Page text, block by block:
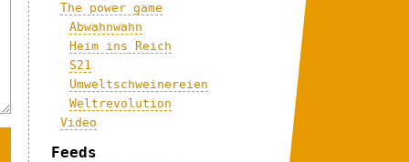
The power game
Abwahnwahn
Heim ins Reich
S21
Umweltschweinereien
Weltrevolution
Video
Feeds